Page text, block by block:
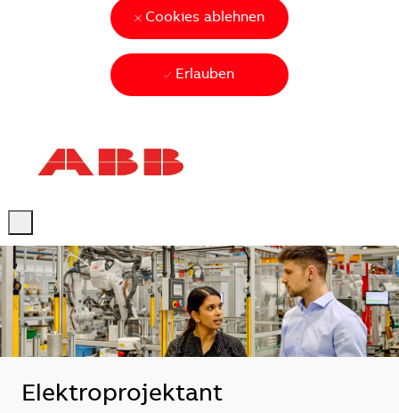
--
Cookies ablehnen
Erlauben
Elektroprojektant